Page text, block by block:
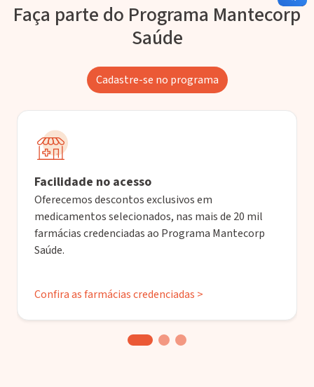
Faça parte do Programa Mantecorp
Saúde
Cadastre-se no programa
Facilidade no acesso
Oferecemos descontos exclusivos em
medicamentos selecionados, nas mais de 20 mil
farmácias credenciadas ao Programa Mantecorp
Saúde.
Confira as farmácias credenciadas >